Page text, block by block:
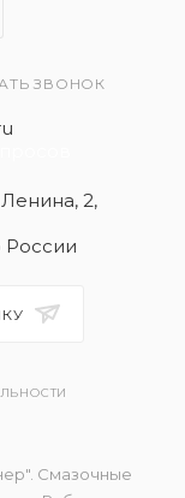
ЗВОНОК
2,
России
Смазочные